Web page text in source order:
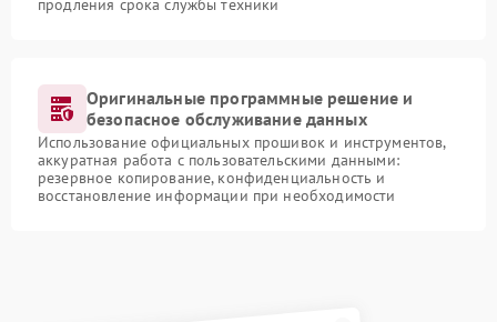
продления срока службы техники
Оригинальные программные решение и
безопасное обслуживание данных
Использование официальных прошивок и инструментов,
аккуратная работа с пользовательскими данными:
резервное копирование, конфиденциальность и
восстановление информации при необходимости